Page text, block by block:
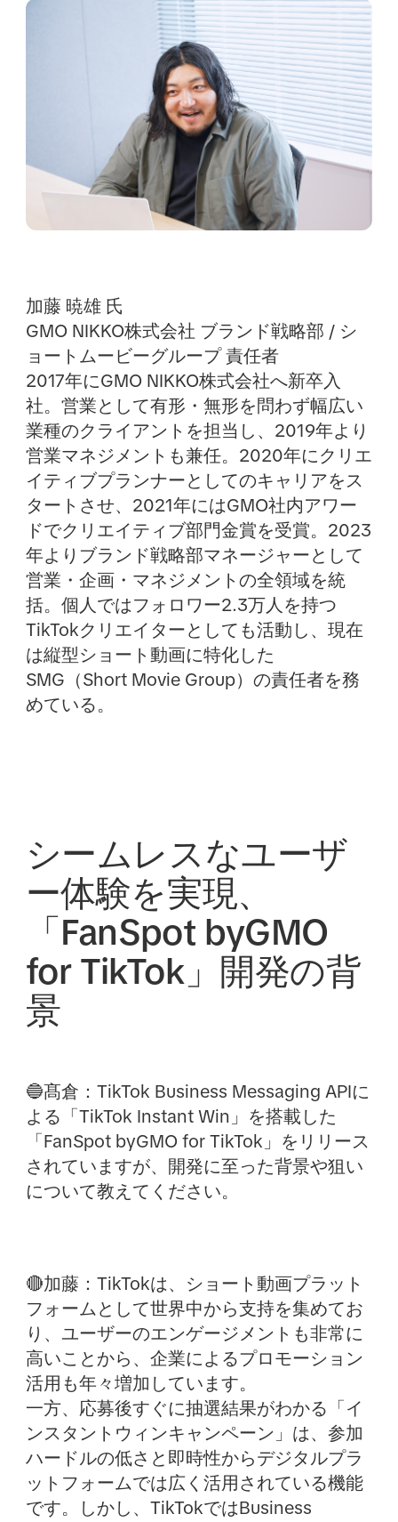
加藤 暁雄 氏
GMO NIKKO株式会社 ブランド戦略部 / シ
ョートムービーグループ 責任者
2017年にGMO NIKKO株式会社へ新卒入
社。営業として有形・無形を問わず幅広い
業種のクライアントを担当し、2019年より
営業マネジメントも兼任。2020年にクリエ
イティブプランナーとしてのキャリアをス
タートさせ、2021年にはGMO社内アワー
ドでクリエイティブ部門金賞を受賞。2023
年よりブランド戦略部マネージャーとして
営業・企画・マネジメントの全領域を統
括。個人ではフォロワー2.3万人を持つ
TikTokクリエイターとしても活動し、現在
は縦型ショート動画に特化した
SMG（Short Movie Group）の責任者を務
めている。
シームレスなユーザ
ー体験を実現、
「FanSpot byGMO
for TikTok」開発の背
景
🔵髙倉： TikTok Business Messaging APIに
よる「TikTok Instant Win」を搭載した
「FanSpot byGMO for TikTok」をリリース
されていますが、開発に至った背景や狙い
について教えてください。
🔴加藤： TikTokは、ショート動画プラット
フォームとして世界中から支持を集めてお
り、ユーザーのエンゲージメントも非常に
高いことから、企業によるプロモーション
活用も年々増加しています。
一方、応募後すぐに抽選結果がわかる「イ
ンスタントウィンキャンペーン」は、参加
ハードルの低さと即時性からデジタルプラ
ットフォームでは広く活用されている機能
です。しかし、TikTokではBusiness